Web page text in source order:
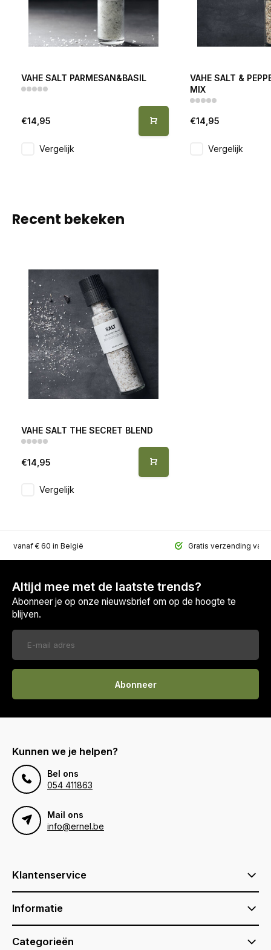
VAHE SALT PARMESAN&BASIL
€14,95
Vergelijk
VAHE SALT &
MIX
€14,95
Vergelijk
Recent bekeken
VAHE SALT THE SECRET BLEND
€14,95
Vergelijk
vanaf € 60 in België Gratis verzending
Altijd mee met de laatste trends?
Abonneer je op onze nieuwsbrief om op de hoogte te
blijven.
Abonneer
Kunnen we je helpen?
Bel ons
054 411863
Mail ons
info@ernel.be
Klantenservice
Informatie
Categorieën